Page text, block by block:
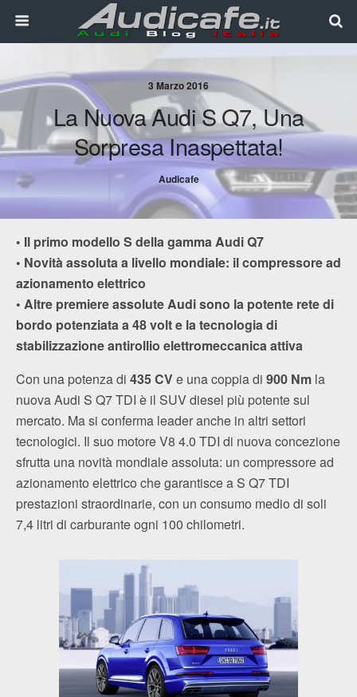
3 Marzo 2016
La Nuova Audi S Q7, Una
Sorpresa Inaspettata!
Audicafe
• Il primo modello S della gamma Audi Q7
• Novità assoluta a livello mondiale: il compressore ad
azionamento elettrico
• Altre premiere assolute Audi sono la potente rete di
bordo potenziata a 48 volt e la tecnologia di
stabilizzazione antirollio elettromeccanica attiva
Con una potenza di 435 CVe una coppia di 900 Nm la
nuova Audi S Q7 TDI è il SUV diesel più potente sul
mercato. Ma si conferma leader anche in altri settori
tecnologici. Il suo motore V8 4.0 TDI di nuova concezione
sfrutta una novità mondiale assoluta: un compressore ad
azionamento elettrico che garantisce a S Q7 TDI
prestazioni straordinarie, con un consumo medio di soli
7,4 litri di carburante ogni 100 chilometri.